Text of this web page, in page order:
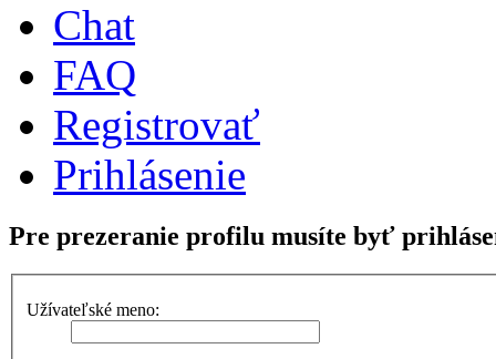
Chat
FAQ
Registrovať
Prihlásenie
Pre prezeranie profilu musíte byť
Užívateľské meno: